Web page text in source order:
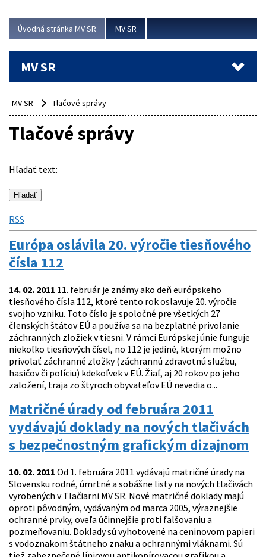
Úvodná stránka MV SR MV SR
MV SR
MV SR Tlačové správy
Tlačové správy
Hľadať text:
RSS
Európa oslávila 20. výročie tiesňového
čísla 112
14. 02. 2011 11. február je známy ako deň európskeho
tiesňového čísla 112, ktoré tento rok oslavuje 20. výročie
svojho vzniku. Toto číslo je spoločné pre všetkých 27
členských štátov EÚ a používa sa na bezplatné privolanie
záchranných zložiek v tiesni. V rámci Európskej únie funguje
niekoľko tiesňových čísel, no 112 je jediné, ktorým možno
privolať záchranné zložky (záchrannú zdravotnú službu,
hasičov či políciu) kdekoľvek v EÚ. Žiaľ, aj 20 rokov po jeho
založení, traja zo štyroch obyvateľov EÚ nevedia o...
Matričné úrady od februára 2011
vydávajú doklady na nových tlačivách
s bezpečnostným grafickým dizajnom
10. 02. 2011 Od 1. februára 2011 vydávajú matričné úrady na
Slovensku rodné, úmrtné a sobášne listy na nových tlačivách
vyrobených v Tlačiarni MV SR. Nové matričné doklady majú
oproti pôvodným, vydávaným od marca 2005, výraznejšie
ochranné prvky, oveľa účinnejšie proti falšovaniu a
pozmeňovaniu. Doklady sú vyhotovené na ceninovom papieri
s vodoznakom štátneho znaku a ochrannými vláknami. Sú